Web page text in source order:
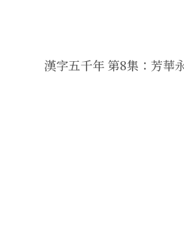
漢字五千年 第8集：芳華